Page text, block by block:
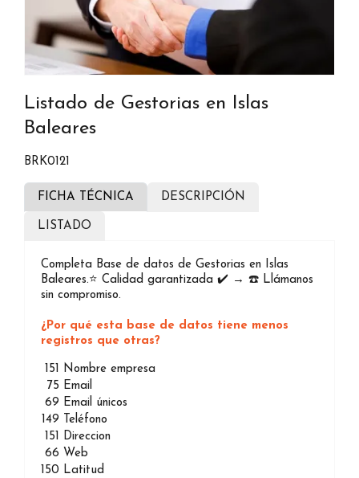
Listado de Gestorias en Islas
Baleares
BRK0121
FICHA TÉCNICA DESCRIPCIÓN
LISTADO
Completa Base de datos de Gestorias en Islas
Baleares.⭐️ Calidad garantizada ✔️ → ☎️ Llámanos
sin compromiso.
¿Por qué esta base de datos tiene menos
registros que otras?
151 Nombre empresa
75 Email
69 Email únicos
149 Teléfono
151 Direccion
66 Web
150 Latitud